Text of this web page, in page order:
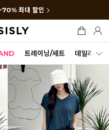
최대 할인
트레이닝/세트 데일리세트